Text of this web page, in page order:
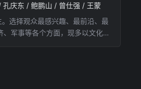
庆东 / 鲍鹏山 / 曾仕强 / 王蒙
选择观众最感兴趣、最前沿、最
军事等各个方面，现多以文化题